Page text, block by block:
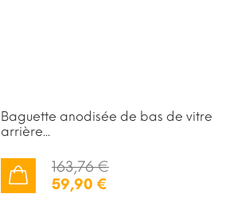
Baguette anodisée de bas de vitre
arrière...
163,76 €
59,90 €